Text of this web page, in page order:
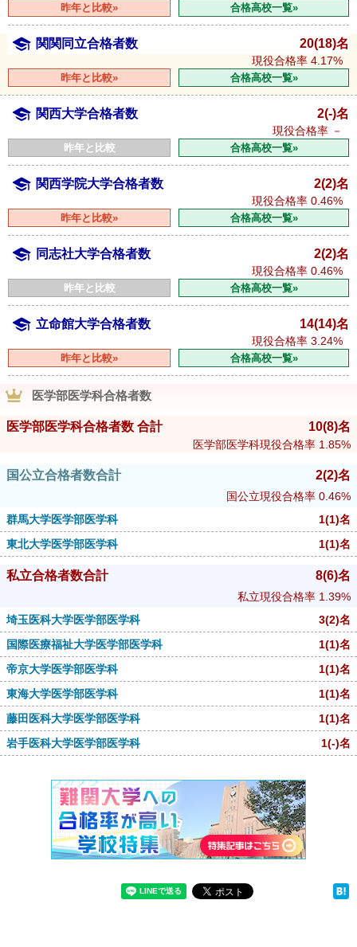
昨年と比較» 合格高校一覧»
関関同立合格者数 20(18)名
現役合格率 4.17%
昨年と比較» 合格高校一覧»
関西大学合格者数 2(-)名
現役合格率 －
昨年と比較 合格高校一覧»
関西学院大学合格者数 2(2)名
現役合格率 0.46%
昨年と比較» 合格高校一覧»
同志社大学合格者数 2(2)名
現役合格率 0.46%
昨年と比較 合格高校一覧»
立命館大学合格者数 14(14)名
現役合格率 3.24%
昨年と比較» 合格高校一覧»
医学部医学科合格者数
医学部医学科合格者数 合計 10(8)名
医学部医学科現役合格率 1.85%
国公立合格者数合計 2(2)名
国公立現役合格率 0.46%
群馬大学医学部医学科
1(1)名
東北大学医学部医学科
1(1)名
私立合格者数合計 8(6)名
私立現役合格率 1.39%
埼玉医科大学医学部医学科
3(2)名
国際医療福祉大学医学部医学科
1(1)名
帝京大学医学部医学科
1(1)名
東海大学医学部医学科
1(1)名
藤田医科大学医学部医学科
1(1)名
岩手医科大学医学部医学科
1(-)名